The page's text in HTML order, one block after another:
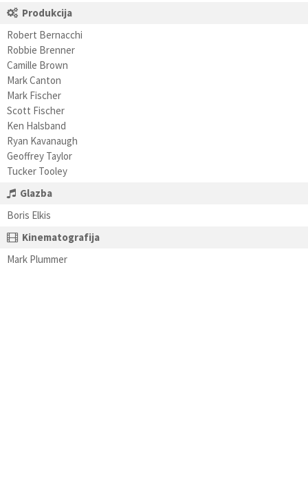
Produkcija
Robert Bernacchi
Robbie Brenner
Camille Brown
Mark Canton
Mark Fischer
Scott Fischer
Ken Halsband
Ryan Kavanaugh
Geoffrey Taylor
Tucker Tooley
Glazba
Boris Elkis
Kinematografija
Mark Plummer